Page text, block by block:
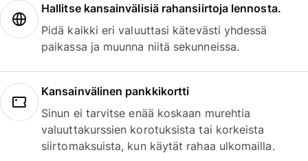
Hallitse kansainvälisiä rahansiirtoja lennosta.
Pidä kaikki eri valuuttasi kätevästi yhdessä
paikassa ja muunna niitä sekunneissa.
Kansainvälinen pankkikortti
Sinun ei tarvitse enää koskaan murehtia
valuuttakurssien korotuksista tai korkeista
siirtomaksuista, kun käytät rahaa ulkomailla.